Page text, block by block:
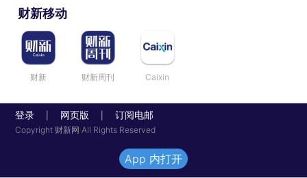
财新移动
财新 财新周刊 Caixin
登录 网页版 订阅电邮
Copyright 财新网 All Rights Reserved
App 内打开